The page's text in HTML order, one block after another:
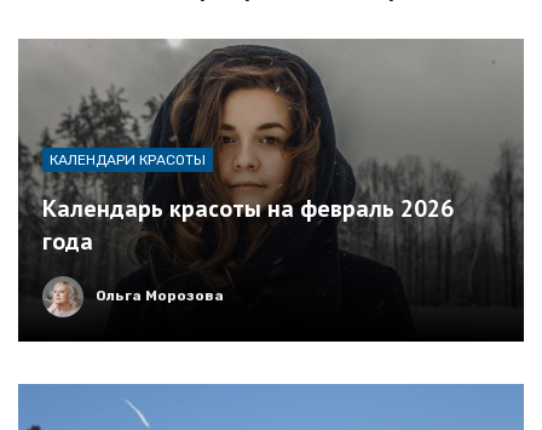
КАЛЕНДАРИ КРАСОТЫ
Календарь красоты на февраль 2026
года
Ольга Морозова